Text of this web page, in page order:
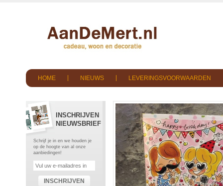
HOME NIEUWS LEVERINGSVOORWAARDEN
INSCHRIJVEN
NIEUWSBRIEF
Schrijf je in en we houden je
op de hoogte van al onze
aanbiedingen!
INSCHRIJVEN